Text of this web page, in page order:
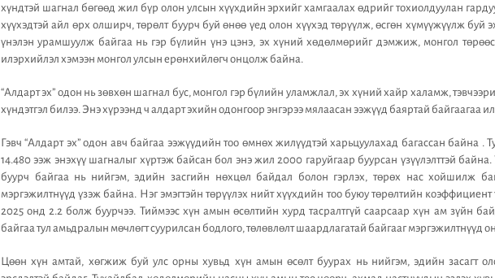
хүндтэй шагнал бөгөөд жил бүр олон улсын хүүхдийн эрхийг хамгаалах өдрийг тохиолдуулан
хүүхэдтэй айл өрх олширч, төрөлт буурч буй өнөө үед олон хүүхэд төрүүлж, өсгөн хүмүүжүүлж буй
үнэлэн урамшуулж байгаа нь гэр бүлийн үнэ цэнэ, эх хүний хөдөлмөрийг дэмжиж, монгол төрөөс
илэрхийлэл хэмээн монгол улсын ерөнхийлөгч онцолж байна.
“Алдарт эх” одон нь зөвхөн шагнал бус, монгол гэр бүлийн уламжлал, эх хүний хайр халамж,
хүндэтгэл билээ. Энэ хүрээнд ч алдарт эхийн одонгоор энгэрээ мялаасан ээжүүд баяртай байгаагаа
Гэвч “Алдарт эх” одон авч байгаа ээжүүдийн тоо өмнөх жилүүдтэй харьцуулахад багассан байна .
14.480 ээж энэхүү шагналыг хүртэж байсан бол энэ жил 2000 гаруйгаар буурсан үзүүлэлттэй
буурч байгаа нь нийгэм, эдийн засгийн нөхцөл байдал болон гэрлэх, төрөх нас хойшилж
мэргэжилтнүүд үзэж байна. Нэг эмэгтэйн төрүүлэх нийт хүүхдийн тоо буюу төрөлтийн коэффициент
2025 онд 2.2 болж буурчээ. Тиймээс хүн амын өсөлтийн хурд тасралтгүй саарсаар хүн ам зүйн
байгаа тул амьдралын мөчлөгт суурилсан бодлого, төлөвлөлт шаардлагатай байгааг мэргэжилтнүүд
Цөөн хүн амтай, хөгжиж буй улс орны хувьд хүн амын өсөлт буурах нь нийгэм, эдийн засагт